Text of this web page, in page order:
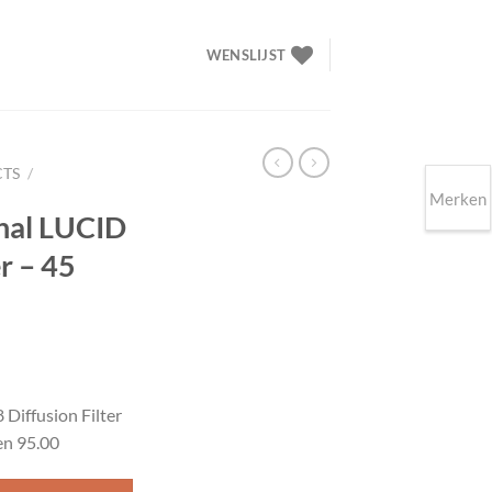
WENSLIJST
/
LUCID
– 45
Diffusion Filter
95.00
Merken